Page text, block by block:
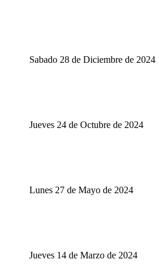
Sabado 28 de Diciembre de 2024
Jueves 24 de Octubre de 2024
Lunes 27 de Mayo de 2024
Jueves 14 de Marzo de 2024